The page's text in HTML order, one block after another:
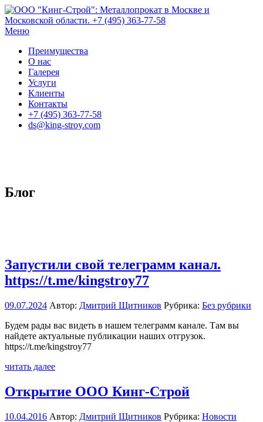
Перейти
к
содержанию
Меню
Преимущества
О нас
Галерея
Услуги
Клиенты
Контакты
+7 (495) 363-77-58
ds@king-stroy.com
Блог
Blog
Запустили свой телеграмм канал.
https://t.me/kingstroy77
09.07.2024 Автор: Дмитрий Щитников Рубрика: Без рубрики
Будем рады вас видеть в нашем телеграмм канале. Там вы
найдете актуальные публикации наших отгрузок.
https://t.me/kingstroy77
читать далее
Открытие ООО Кинг-Строй
10.04.2016 Автор: Дмитрий Щитников Рубрика: Новости